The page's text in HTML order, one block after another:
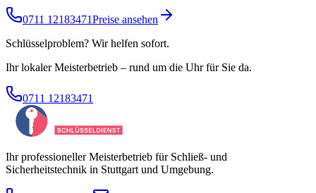
0711 12183471Preise ansehen
Schlüsselproblem? Wir helfen sofort.
Ihr lokaler Meisterbetrieb – rund um die Uhr für Sie da.
0711 12183471
Ihr professioneller Meisterbetrieb für Schließ- und
Sicherheitstechnik in Stuttgart und Umgebung.